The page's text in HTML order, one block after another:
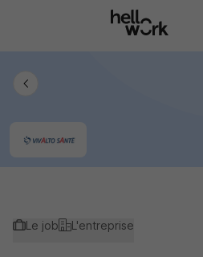
Le job L'entreprise